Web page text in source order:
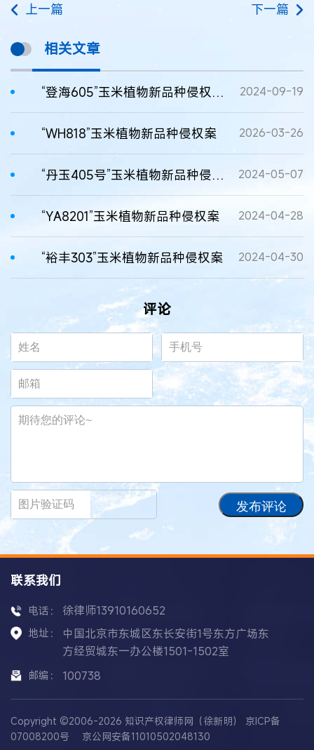
上一篇 下一篇
相关文章
“登海605”玉米植物新品种侵权案二审判决书 2024-09-19
“WH818”玉米植物新品种侵权案 2026-03-26
“丹玉405号”玉米植物新品种侵权案 2024-05-07
“YA8201”玉米植物新品种侵权案 2024-04-28
“裕丰303”玉米植物新品种侵权案 2024-04-30
评论
发布评论
联系我们
电话： 徐律师13910160652
地址：
中国北京市东城区东长安街1号东方广场东
方经贸城东一办公楼1501-1502室
邮编： 100738
Copyright ©2006-2026 知识产权律师网（徐新明） 京ICP备
07008200号
京公网安备11010502048130